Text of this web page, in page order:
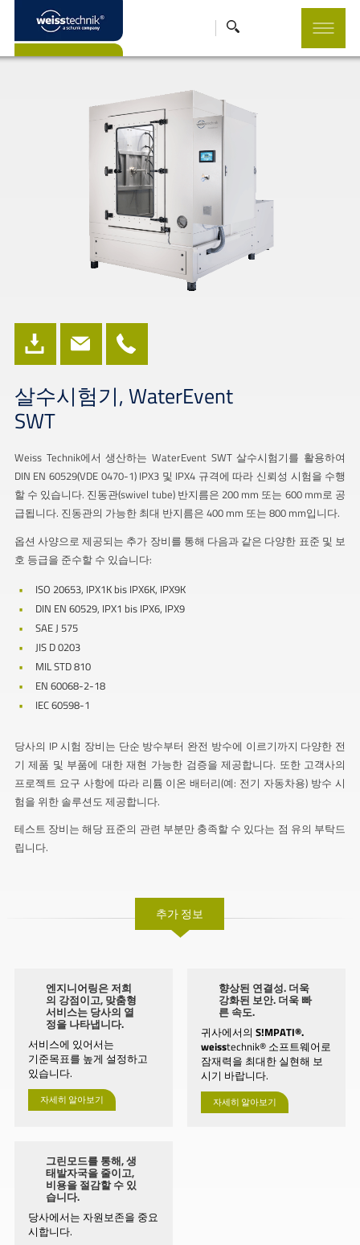
살수시험기, WaterEvent
SWT
Weiss Technik에서 생산하는 WaterEvent SWT 살수시험기를 활용하여
DIN EN 60529(VDE 0470-1) IPX3 및 IPX4 규격에 따라 신뢰성 시험을 수행
할 수 있습니다. 진동관(swivel tube) 반지름은 200 mm 또는 600 mm로 공
급됩니다. 진동관의 가능한 최대 반지름은 400 mm 또는 800 mm입니다.
옵션 사양으로 제공되는 추가 장비를 통해 다음과 같은 다양한 표준 및 보
호 등급을 준수할 수 있습니다:
ISO 20653, IPX1K bis IPX6K, IPX9K
DIN EN 60529, IPX1 bis IPX6, IPX9
SAE J 575
JIS D 0203
MIL STD 810
EN 60068-2-18
IEC 60598-1
당사의 IP 시험 장비는 단순 방수부터 완전 방수에 이르기까지 다양한 전
기 제품 및 부품에 대한 재현 가능한 검증을 제공합니다. 또한 고객사의
프로젝트 요구 사항에 따라 리튬 이온 배터리(예: 전기 자동차용) 방수 시
험을 위한 솔루션도 제공합니다.
테스트 장비는 해당 표준의 관련 부분만 충족할 수 있다는 점 유의 부탁드
립니다.
추가 정보
엔지니어링은 저희
의 강점이고, 맞춤형
서비스는 당사의 열
정을 나타냅니다.
서비스에 있어서는
기준목표를 높게 설정하고
있습니다.
자세히 알아보기
향상된 연결성. 더욱
강화된 보안. 더욱 빠
른 속도.
귀사에서의 S!MPATI®.
weisstechnik® 소프트웨어로
잠재력을 최대한 실현해 보
시기 바랍니다.
자세히 알아보기
그린모드를 통해, 생
태발자국을 줄이고,
비용을 절감할 수 있
습니다.
당사에서는 자원보존을 중요
시합니다.